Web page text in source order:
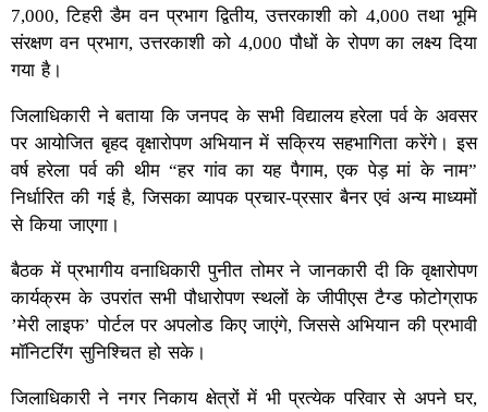
7,000, टिहरी डैम वन प्रभाग द्वितीय, उत्तरकाशी को 4,000 तथा भूमि
संरक्षण वन प्रभाग, उत्तरकाशी को 4,000 पौधों के रोपण का लक्ष्य दिया
गया है।
जिलाधिकारी ने बताया कि जनपद के सभी विद्यालय हरेला पर्व के अवसर
पर आयोजित बृहद वृक्षारोपण अभियान में सक्रिय सहभागिता करेंगे। इस
वर्ष हरेला पर्व की थीम “हर गांव का यह पैगाम, एक पेड़ मां के नाम”
निर्धारित की गई है, जिसका व्यापक प्रचार-प्रसार बैनर एवं अन्य माध्यमों
से किया जाएगा।
बैठक में प्रभागीय वनाधिकारी पुनीत तोमर ने जानकारी दी कि वृक्षारोपण
कार्यक्रम के उपरांत सभी पौधारोपण स्थलों के जीपीएस टैग्ड फोटोग्राफ
’मेरी लाइफ’ पोर्टल पर अपलोड किए जाएंगे, जिससे अभियान की प्रभावी
मॉनिटरिंग सुनिश्चित हो सके।
जिलाधिकारी ने नगर निकाय क्षेत्रों में भी प्रत्येक परिवार से अपने घर,